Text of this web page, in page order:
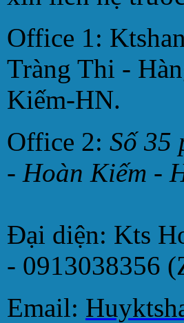
Office 1:
Tràng Thi -
Kiếm-HN.
Office 2: Số 35
- Hoàn Kiếm -
Đại diện: Kts
- 0913038356
Email: